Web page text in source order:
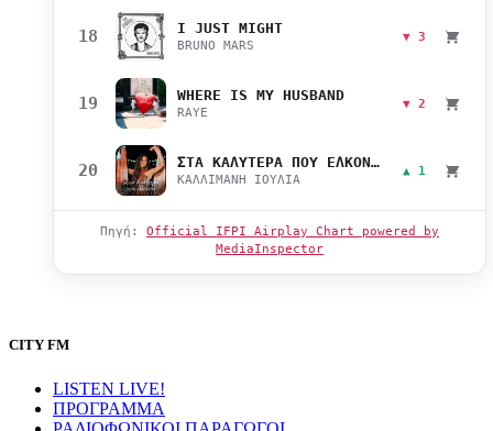
18 I JUST MIGHT
BRUNO MARS
▼ 3
19 WHERE IS MY HUSBAND
RAYE
▼ 2
20 ΣΤΑ ΚΑΛΥΤΕΡΑ ΠΟΥ ΕΛΚΟΝΤΑΙ
ΚΑΛΛΙΜΑΝΗ ΙΟΥΛΙΑ
▲ 1
Πηγή: Official IFPI Airplay Chart powered by
MediaInspector
CITY FM
LISTEN LIVE!
ΠΡΟΓΡΑΜΜΑ